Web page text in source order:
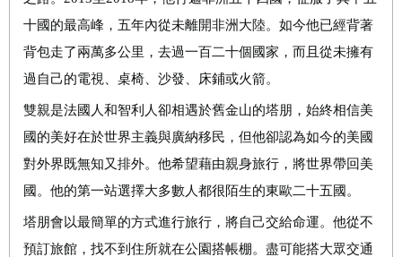
十國的最高峰，五年內從未離開非洲大陸。如今他已經背著
背包走了兩萬多公里，去過一百二十個國家，而且從未擁有
過自己的電視、桌椅、沙發、床鋪或火箭。
雙親是法國人和智利人卻相遇於舊金山的塔朋，始終相信美
國的美好在於世界主義與廣納移民，但他卻認為如今的美國
對外界既無知又排外。他希望藉由親身旅行，將世界帶回美
國。他的第一站選擇大多數人都很陌生的東歐二十五國。
塔朋會以最簡單的方式進行旅行，將自己交給命運。他從不
預訂旅館，找不到住所就在公園搭帳棚。盡可能搭大眾交通